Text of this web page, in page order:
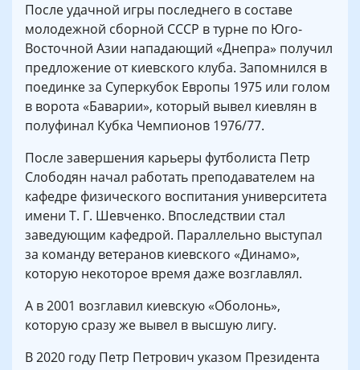
После удачной игры последнего в составе
молодежной сборной СССР в турне по Юго-
Восточной Азии нападающий «Днепра» получил
предложение от киевского клуба. Запомнился в
поединке за Суперкубок Европы 1975 или голом
в ворота «Баварии», который вывел киевлян в
полуфинал Кубка Чемпионов 1976/77.
После завершения карьеры футболиста Петр
Слободян начал работать преподавателем на
кафедре физического воспитания университета
имени Т. Г. Шевченко. Впоследствии стал
заведующим кафедрой. Параллельно выступал
за команду ветеранов киевского «Динамо»,
которую некоторое время даже возглавлял.
А в 2001 возглавил киевскую «Оболонь»,
которую сразу же вывел в высшую лигу.
В 2020 году Петр Петрович указом Президента